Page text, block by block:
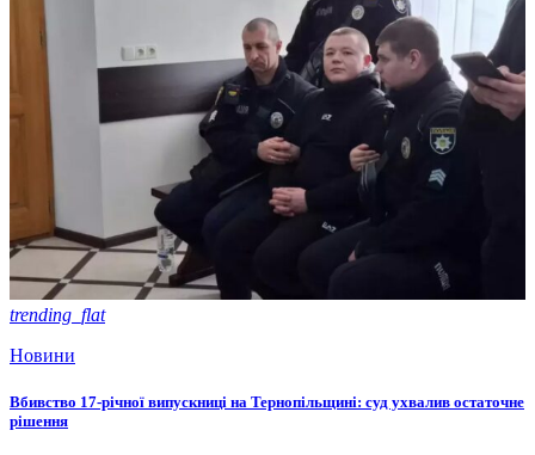
trending_flat
Новини
Вбивство 17-річної випускниці на Тернопільщині: суд ухвалив остаточне
рішення